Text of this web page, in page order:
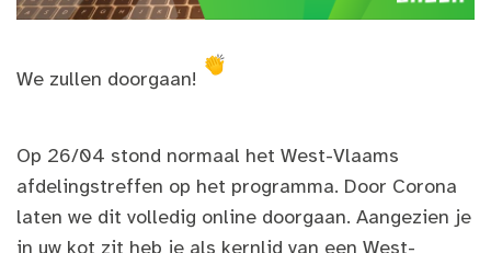
We zullen doorgaan!
Op 26/04 stond normaal het West-Vlaams
afdelingstreffen op het programma. Door Corona
laten we dit volledig online doorgaan. Aangezien je
in uw kot zit heb je als kernlid van een West-